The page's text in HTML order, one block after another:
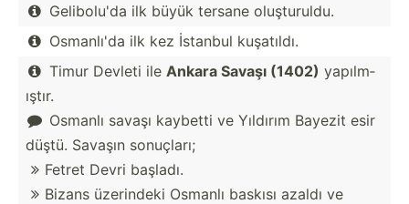
 Gelibo­lu'da ilk büyük tersane oluştu­ruldu.
 Osmanlı'da ilk kez İstanbul kuşatıldı.
 Timur Devleti ile Ankara Savaşı (1402) yapılm­
ıştır.
 Osmanlı savaşı kaybetti ve Yıldırım Bayezit esir
düştü. Savaşın sonuçları;
 Fetret Devri başladı.
 Bizans üzerindeki Osmanlı baskısı azaldı ve